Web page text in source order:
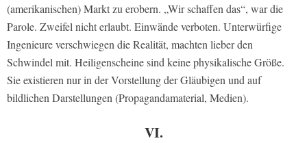
(amerikanischen) Markt zu erobern. „Wir schaffen das“, war die
Parole. Zweifel nicht erlaubt. Einwände verboten. Unterwürfige
Ingenieure verschwiegen die Realität, machten lieber den
Schwindel mit. Heiligenscheine sind keine physikalische Größe.
Sie existieren nur in der Vorstellung der Gläubigen und auf
bildlichen Darstellungen (Propagandamaterial, Medien).
VI.